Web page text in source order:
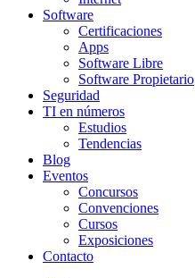
Software
Certificaciones
Apps
Software Libre
Software Propietario
Seguridad
TI en números
Estudios
Tendencias
Blog
Eventos
Concursos
Convenciones
Cursos
Exposiciones
Contacto